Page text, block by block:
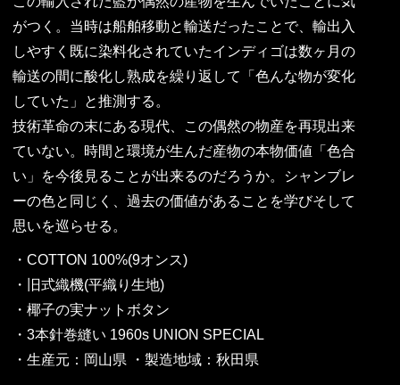
がつく。当時は船舶移動と輸送だったことで、輸出入
しやすく既に染料化されていたインディゴは数ヶ月の
輸送の間に酸化し熟成を繰り返して「色んな物が変化
していた」と推測する。
技術革命の末にある現代、この偶然の物産を再現出来
ていない。時間と環境が生んだ産物の本物価値「色合
い」を今後見ることが出来るのだろうか。シャンブレ
ーの色と同じく、過去の価値があることを学びそして
思いを巡らせる。
・COTTON 100%(9オンス)
・旧式織機(平織り生地)
・椰子の実ナットボタン
・3本針巻縫い 1960s UNION SPECIAL
・生産元：岡山県 ・製造地域：秋田県